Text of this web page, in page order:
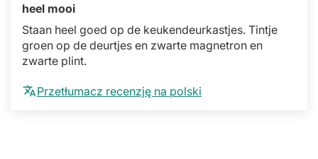
heel mooi
Staan heel goed op de keukendeurkastjes. Tintje
groen op de deurtjes en zwarte magnetron en
zwarte plint.
Przetłumacz recenzję na polski